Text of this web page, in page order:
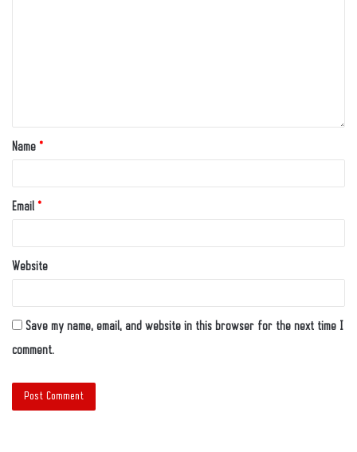
Name *
Email *
Website
Save my name, email, and website in this browser for the next time I
comment.